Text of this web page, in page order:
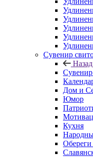
Сувенир
Назад
Дом и
Юмор
Кухня